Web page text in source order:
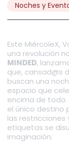
Noches y
Este MiércoleX,
una revolución
MINDED,
que, cansad@s
buscan una
espacio que
encima de todo.
el único destino
las restricciones
etiquetas se
imaginación.